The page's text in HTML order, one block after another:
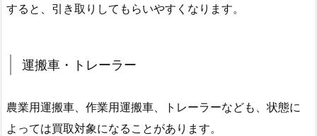
すると、引き取りしてもらいやすくなります。
運搬車・トレーラー
農業用運搬車、作業用運搬車、トレーラーなども、状態に
よっては買取対象になることがあります。